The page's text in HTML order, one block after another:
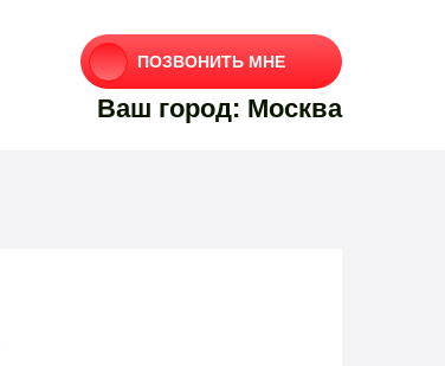
ПОЗВОНИТЬ МНЕ
Ваш город: Москва